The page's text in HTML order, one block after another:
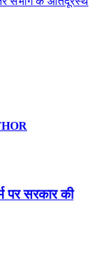
पर सरकार की